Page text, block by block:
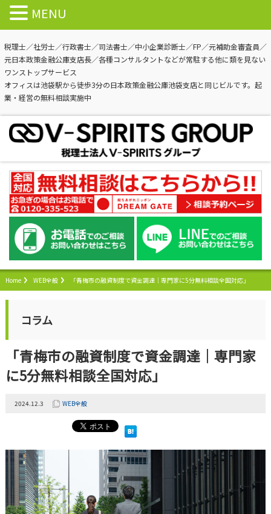
税理士／社労士／行政書士／司法書士／中小企業診断士／FP／元補助金審査員／
元日本政策金融公庫支店長／各種コンサルタントなどが常駐する他に類を見ない
ワンストップサービス
オフィスは池袋駅から徒歩3分の日本政策金融公庫池袋支店と同じビルです。起
業・経営の無料相談実施中
Home WEB全般 「青梅市の融資制度で資金調達｜専門家に5分無料相談全国対応」
コラム
「青梅市の融資制度で資金調達｜専門家
に5分無料相談全国対応」
2024.12.3 WEB全般
MENU